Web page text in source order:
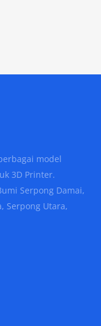
model
3D Printer.
Serpong Damai,
Serpong Utara,